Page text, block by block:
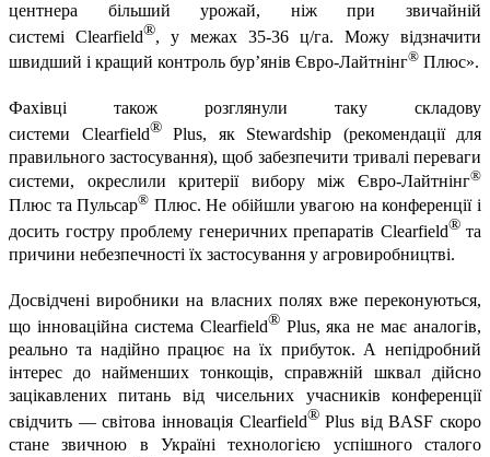
центнера більший урожай, ніж при звичайній
системі Clearfield®, у межах 35-36 ц/га. Можу відзначити
швидший і кращий контроль бур’янів Євро-Лайтнінг® Плюс».
Фахівці також розглянули таку складову
системи Clearfield®Plus, як Stewardship (рекомендації для
правильного застосування), щоб забезпечити тривалі переваги
системи, окреслили критерії вибору між Євро-Лайтнінг®
Плюс та Пульсар® Плюс. Не обійшли увагою на конференції і
досить гостру проблему генеричних препаратів Clearfield®та
причини небезпечності їх застосування у агровиробництві.
Досвідчені виробники на власних полях вже переконуються,
що інноваційна система Clearfield®Plus, яка не має аналогів,
реально та надійно працює на їх прибуток. А непідробний
інтерес до найменших тонкощів, справжній шквал дійсно
зацікавлених питань від чисельних учасників конференції
свідчить — світова інновація Clearfield®Plus від BASF скоро
стане звичною в Україні технологією успішного сталого